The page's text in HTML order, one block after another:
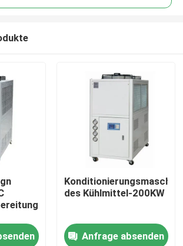
Konditionierungsmaschine
des Kühlmittel-200KW
Anfrage absenden